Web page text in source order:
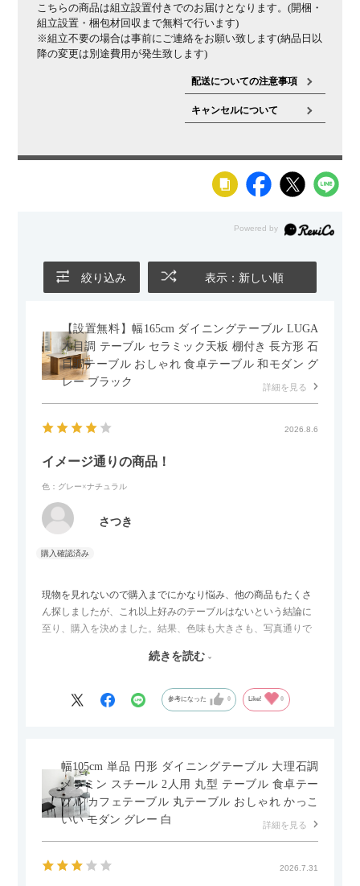
の微調整が可能です(可動範囲 / 30度)。
・ランバーレス
デザイン背骨のS字カーブが自然につくられるため背
もたれにランバーサポートはありません。
の保証ページをご確認ください。※沖縄・離
島などの一部地域では発送後に発生した不良・傷などに
立て作業を行います)
グリーン購入法適合商品
ご注意
クッションフロアー上ではご使用にならないでくださ
い。
床を傷つける場合があります。
こちらの商品は組立設置付きでのお届けとなります。(開梱・
組立設置・梱包材回収まで無料で行います)
※組立不要の場合は事前にご連絡をお願い致します(納品日以
降の変更は別途費用が発生致します)
配送についての注意事項
キャンセルについて
絞り込み 表示：新しい順
【設置無料】幅165cm ダイニングテーブル LUGA
木目調 テーブル セラミック天板 棚付き 長方形 石
目調テーブル おしゃれ 食卓テーブル 和モダン グ
レー ブラック
詳細を見る
2026.8.6
イメージ通りの商品！
色：グレー×ナチュラル
さつき
現物を見れないので購入までにかなり悩み、他の商品もたくさ
ん探しましたが、これ以上好みのテーブルはないという結論に
至り、購入を決めました。結果、色味も大きさも、写真通りで
セラミック天板が思った以上に滑りが良く、汚れも拭きやすい
はいけないかもしれません。天板が冷たいので冬にどうなるの
かなというのも気になります。
続きを読む
参考になった 0 Like! 0
幅105cm 単品 円形 ダイニングテーブル 大理石調
メラミン スチール 2人用 丸型 テーブル 食卓テー
ブル カフェテーブル 丸テーブル おしゃれ かっこ
いい モダン グレー 白
詳細を見る
2026.7.31